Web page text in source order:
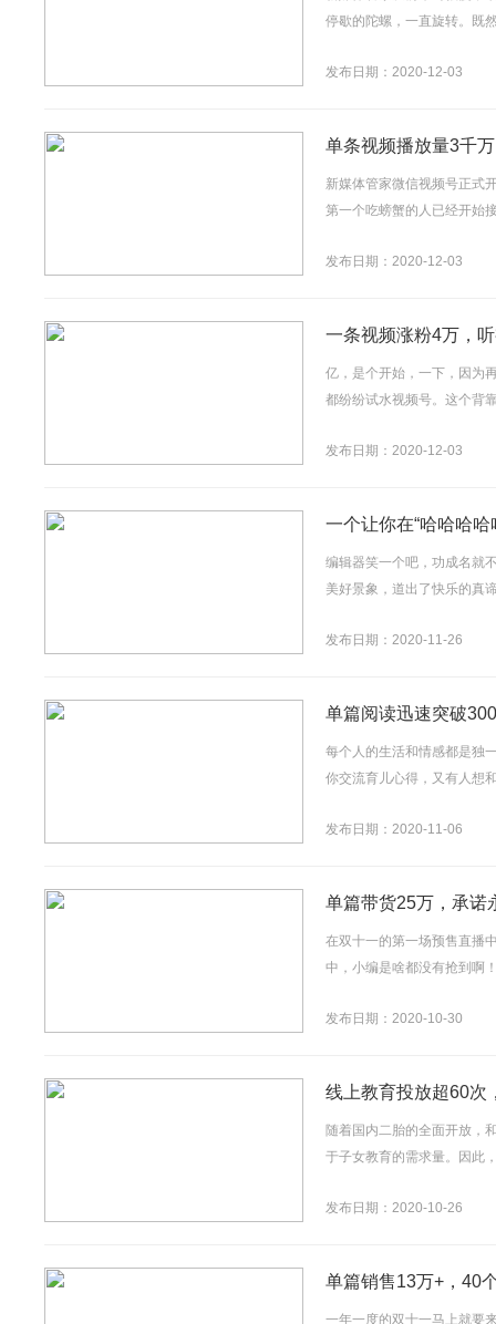
停歇的陀螺，一直旋转。既
发布日期：2020-12-03
单条视频播放量3千
新媒体管家微信视频号正式
第一个吃螃蟹的人已经开始
发布日期：2020-12-03
一条视频涨粉4万，
亿，是个开始，一下，因为
都纷纷试水视频号。这个背
发布日期：2020-12-03
一个让你在“哈哈哈
编辑器笑一个吧，功成名就
美好景象，道出了快乐的真
发布日期：2020-11-26
单篇阅读迅速突破
每个人的生活和情感都是独
你交流育儿心得，又有人想
发布日期：2020-11-06
单篇带货25万，承诺
在双十一的第一场预售直播
中，小编是啥都没有抢到啊
发布日期：2020-10-30
线上教育投放超60次
随着国内二胎的全面开放，
于子女教育的需求量。因此
发布日期：2020-10-26
单篇销售13万+，40
一年一度的双十一马上就要